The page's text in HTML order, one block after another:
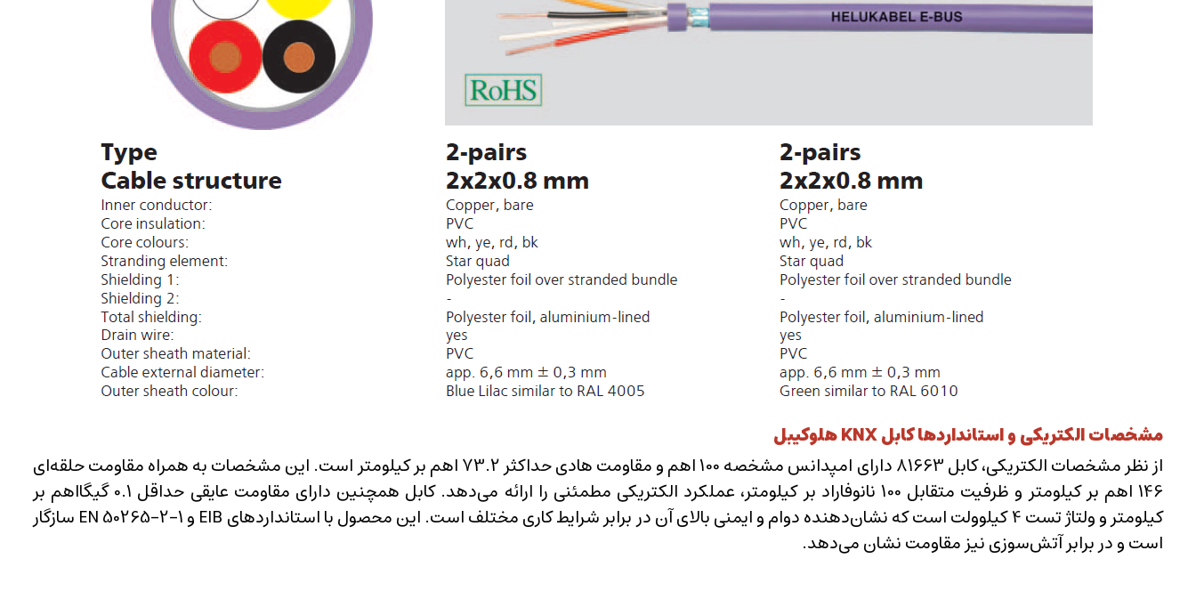
مشخصات الکتریکی و استانداردها کابل KNX هلوکیبل
از نظر مشخصات الکتریکی، کابل 81663 دارای امپدانس مشخصه 100 اهم و مقاومت هادی حداکثر 73.2 اهم بر کیلومتر است. این مشخصات به همراه مقاومت حلقه‌ای
146 اهم بر کیلومتر و ظرفیت متقابل 100 نانوفاراد بر کیلومتر، عملکرد الکتریکی مطمئنی را ارائه می‌دهد. کابل همچنین دارای مقاومت عایقی حداقل 0.1 گیگااهم بر
کیلومتر و ولتاژ تست 4 کیلوولت است که نشان‌دهنده دوام و ایمنی بالای آن در برابر شرایط کاری مختلف است. این محصول با استانداردهای EIB و EN 50265-2-1 سازگار
است و در برابر آتش‌سوزی نیز مقاومت نشان می‌دهد.